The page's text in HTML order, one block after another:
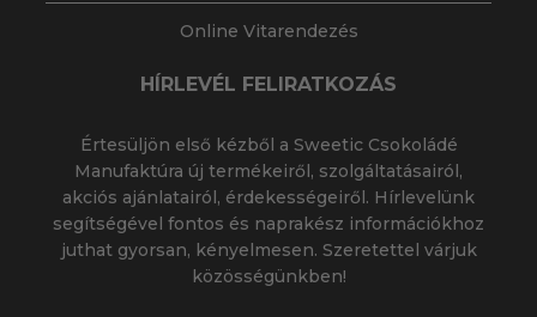
Online Vitarendezés
HÍRLEVÉL FELIRATKOZÁS
Értesüljön első kézből a Sweetic Csokoládé
Manufaktúra új termékeiről, szolgáltatásairól,
akciós ajánlatairól, érdekességeiről. Hírlevelünk
segítségével fontos és naprakész információkhoz
juthat gyorsan, kényelmesen. Szeretettel várjuk
közösségünkben!